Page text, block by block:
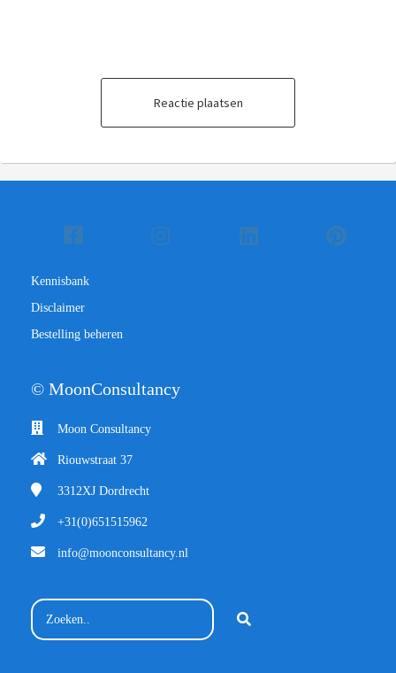
Reactie plaatsen
Kennisbank
Disclaimer
Bestelling beheren
© MoonConsultancy
Moon Consultancy
Riouwstraat 37
3312XJ Dordrecht
+31(0)651515962
info@moonconsultancy.nl